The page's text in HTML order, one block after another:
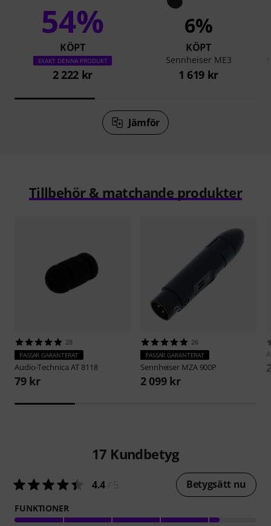
54%
KÖPT
EXAKT DENNA PRODUKT
2 222 kr
6%
KÖPT
Sennheiser ME3
1 619 kr
Jämför
Tillbehör & matchande produkter
28
PASSAR GARANTERAT
Audio-Technica AT 8118
79 kr
26
PASSAR GARANTERAT
Sennheiser MZA 900P
2 099 kr
17 Kundbetyg
4.4 Betygsätt nu
FUNKTIONER